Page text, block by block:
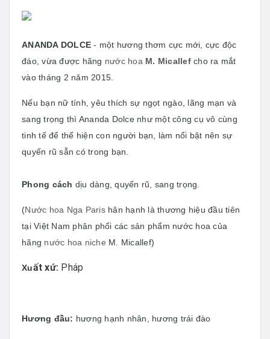
ANANDA DOLCE - một hương thơm cực mới, cực độc
đáo, vừa được hãng nước hoa M. Micallef cho ra mắt
vào tháng 2 năm 2015.
Nếu bạn nữ tính, yêu thích sự ngọt ngào, lãng mạn và
sang trọng thì Ananda Dolce như một công cụ vô cùng
tinh tế để thể hiện con người bạn, làm nổi bật nên sự
quyến rũ sẵn có trong bạn.
Phong cách dịu dàng, quyến rũ, sang trọng.
(Nước hoa Nga Parishân hạnh là thương hiệu đầu tiên
tại Việt Nam phân phối các sản phẩm nước hoa của
hãng nước hoa niche M. Micallef)
Xuất xứ: Pháp
Hương đầu: hương hạnh nhân, hương trái đào